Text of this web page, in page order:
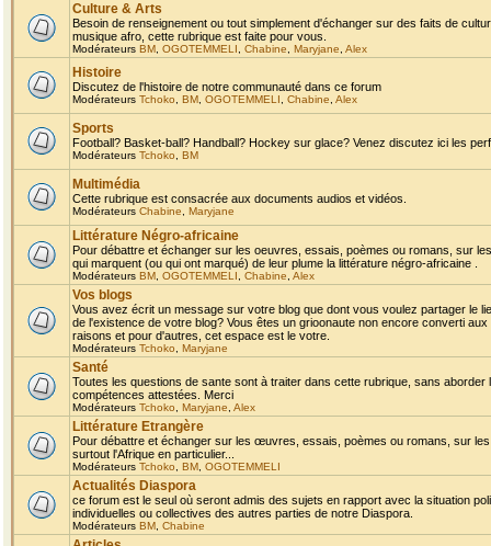
Culture & Arts
Besoin de renseignement ou tout simplement d'échanger sur des faits de
musique afro, cette rubrique est faite pour vous.
Modérateurs BM OGOTEMMELI Chabine Maryjane Alex
Histoire
Discutez de l'histoire de notre communauté dans ce forum
Modérateurs Tchoko BM OGOTEMMELI Chabine Alex
Sports
Football? Basket-ball? Handball? Hockey sur glace? Venez discutez ici les
Modérateurs Tchoko BM
Multimédia
Cette rubrique est consacrée aux documents audios et vidéos.
Modérateurs Chabine Maryjane
Littérature Négro-africaine
Pour débattre et échanger sur les oeuvres, essais, poèmes ou romans, sur
qui marquent (ou qui ont marqué) de leur plume la littérature négro-africaine .
Modérateurs BM OGOTEMMELI Chabine Alex
Vos blogs
Vous avez écrit un message sur votre blog que dont vous voulez partager le
de l'existence de votre blog? Vous êtes un grioonaute non encore converti
raisons et pour d'autres, cet espace est le votre.
Modérateurs Tchoko Maryjane
Santé
Toutes les questions de sante sont à traiter dans cette rubrique, sans
compétences attestées. Merci
Modérateurs Tchoko Maryjane Alex
Littérature Etrangère
Pour débattre et échanger sur les œuvres, essais, poèmes ou romans, sur
surtout l'Afrique en particulier...
Modérateurs Tchoko BM OGOTEMMELI
Actualités Diaspora
ce forum est le seul où seront admis des sujets en rapport avec la situation
individuelles ou collectives des autres parties de notre Diaspora.
Modérateurs BM Chabine